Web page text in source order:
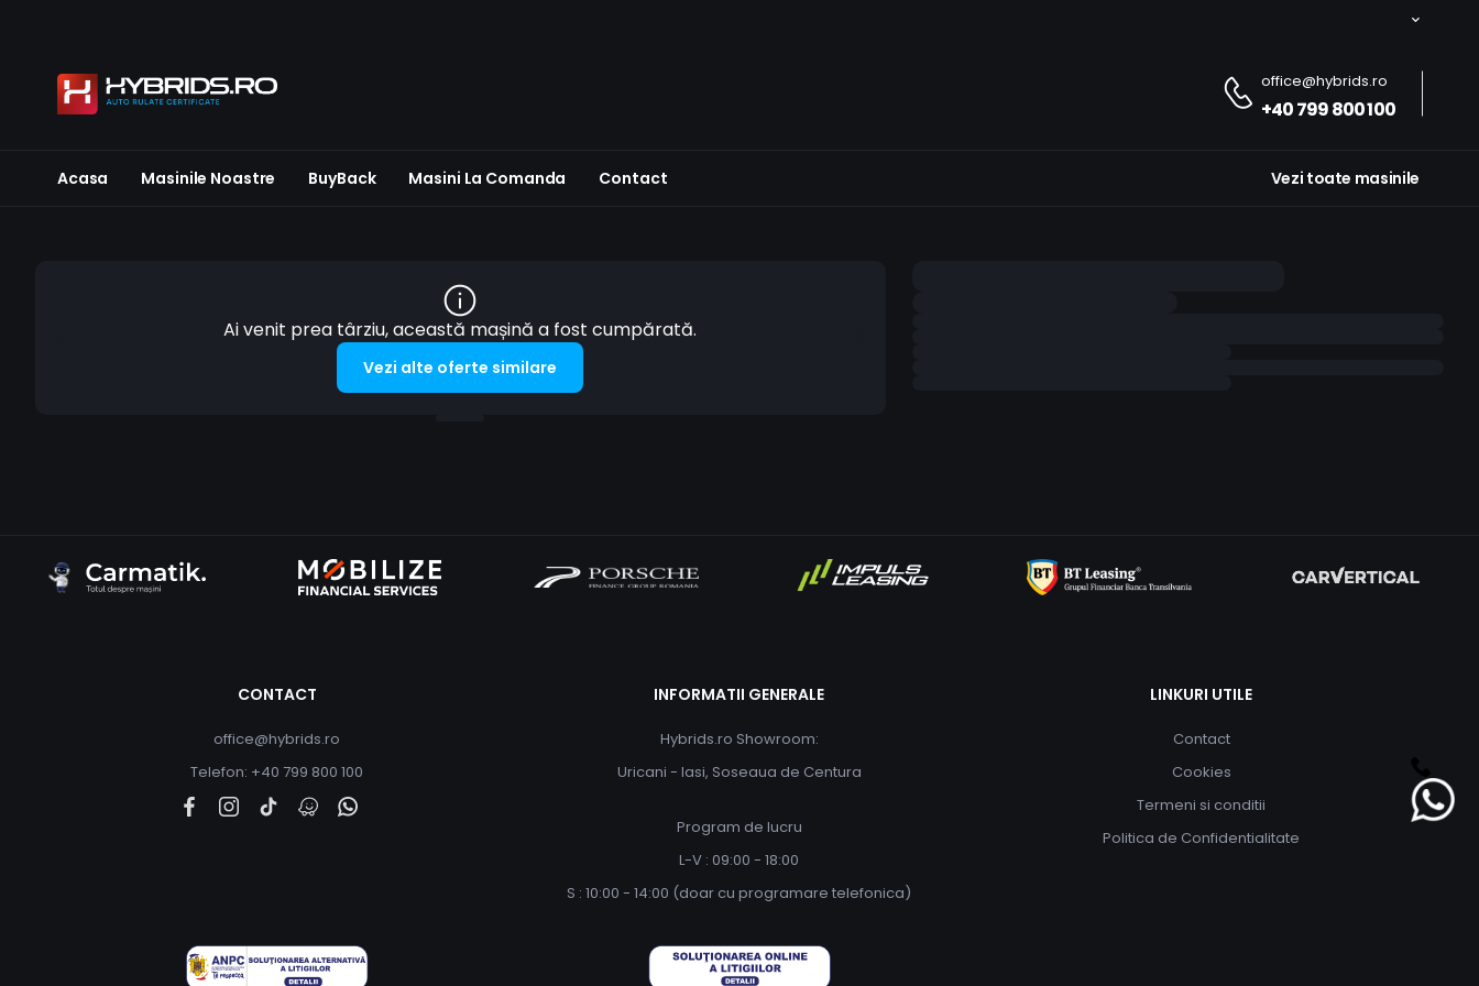
office@hybrids.ro
+40 799 800 100
Acasa Masinile Noastre BuyBack Masini La Comanda Contact Vezi toate masinile
Ai venit prea târziu, această mașină a fost cumpărată.
Vezi alte oferte similare
CONTACT
office@hybrids.ro
Telefon: +40 799 800 100
INFORMATII GENERALE
Hybrids.ro Showroom:
Uricani - Iasi, Soseaua de Centura
Program de lucru
L-V : 09:00 - 18:00
S : 10:00 - 14:00 (doar cu programare telefonica)
LINKURI UTILE
Contact
Cookies
Termeni si conditii
Politica de Confidentialitate